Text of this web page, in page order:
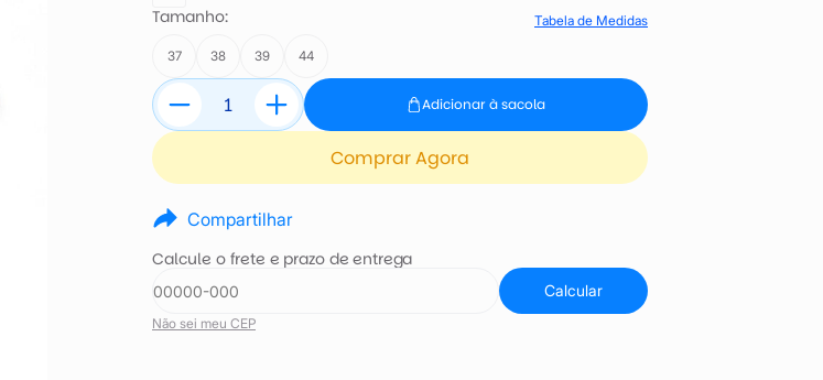
Tamanho: Tabela de Medidas
37 38 39 44
Adicionar à sacola
Comprar Agora
Compartilhar
Calcule o frete e prazo de entrega
Calcular
Não sei meu CEP